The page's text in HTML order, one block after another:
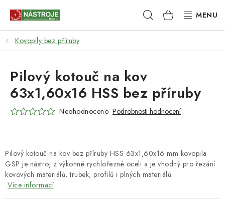
Hledat NÁKUPNÍ
KOŠÍK
NÁSTROJE
AKCE
BRUSIVO
RUČNÍ NÁŘADÍ, PŘÍPRAVKY
STROJE
Kovopily bez příruby
Pilový kotouč na kov bez příruby HSS 63x1,60x16 mm kovopila
GSP je nástroj z výkonné rychlořezné oceli a je vhodný pro řezání
kovových materiálů, trubek, profilů i plných materiálů.
Více informací
Pilový kotouč na kov
63x1,60x16 HSS bez příruby
Neohodnoceno Podrobnosti hodnocení